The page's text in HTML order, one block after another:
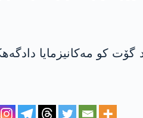
کو مەکانیزمایا